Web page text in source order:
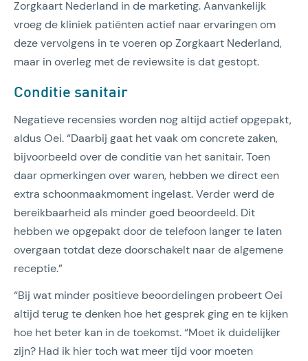
Zorgkaart Nederland in de marketing. Aanvankelijk
vroeg de kliniek patiënten actief naar ervaringen om
deze vervolgens in te voeren op Zorgkaart Nederland,
maar in overleg met de reviewsite is dat gestopt.
Conditie sanitair
Negatieve recensies worden nog altijd actief opgepakt,
aldus Oei. “Daarbij gaat het vaak om concrete zaken,
bijvoorbeeld over de conditie van het sanitair. Toen
daar opmerkingen over waren, hebben we direct een
extra schoonmaakmoment ingelast. Verder werd de
bereikbaarheid als minder goed beoordeeld. Dit
hebben we opgepakt door de telefoon langer te laten
overgaan totdat deze doorschakelt naar de algemene
receptie.”
“Bij wat minder positieve beoordelingen probeert Oei
altijd terug te denken hoe het gesprek ging en te kijken
hoe het beter kan in de toekomst. “Moet ik duidelijker
zijn? Had ik hier toch wat meer tijd voor moeten